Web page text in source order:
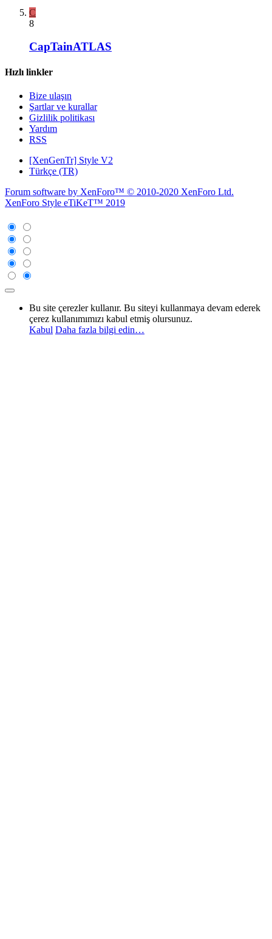
C
8
CapTainATLAS
Hızlı linkler
Bize ulaşın
Şartlar ve kurallar
Gizlilik politikası
Yardım
RSS
[XenGenTr] Style V2
Türkçe (TR)
Forum software by XenForo™ © 2010-2020 XenForo Ltd.
XenForo Style eTiKeT™ 2019
Bu site çerezler kullanır. Bu siteyi kullanmaya devam ederek
çerez kullanımımızı kabul etmiş olursunuz.
Kabul Daha fazla bilgi edin…